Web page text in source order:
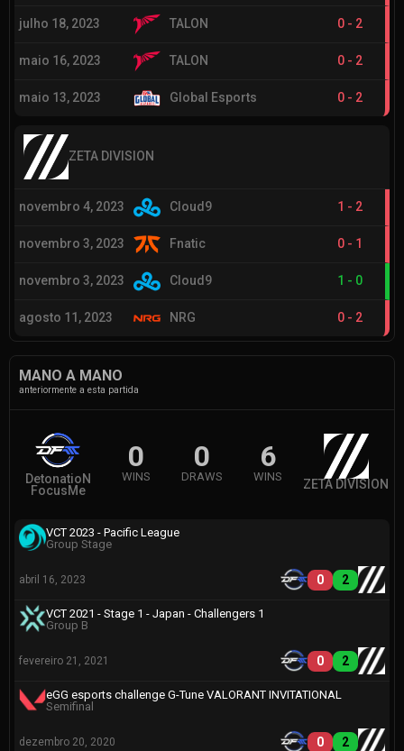
julho 18, 2023 TALON 0 - 2
maio 16, 2023 TALON 0 - 2
maio 13, 2023 Global Esports 0 - 2
ZETA DIVISION
novembro 4, 2023 Cloud9 1 - 2
novembro 3, 2023 Fnatic 0 - 1
novembro 3, 2023 Cloud9 1 - 0
agosto 11, 2023 NRG 0 - 2
MANO A MANO
anteriormente a esta partida
DetonatioN
FocusMe
0
WINS
0
DRAWS
6
WINS
ZETA DIVISION
VCT 2023 - Pacific League
Group Stage
0 2
abril 16, 2023
VCT 2021 - Stage 1 - Japan - Challengers 1
Group B
0 2
fevereiro 21, 2021
eGG esports challenge G-Tune VALORANT INVITATIONAL
Semifinal
0 2
dezembro 20, 2020